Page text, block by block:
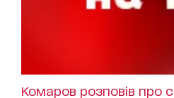
Комаров розповів про